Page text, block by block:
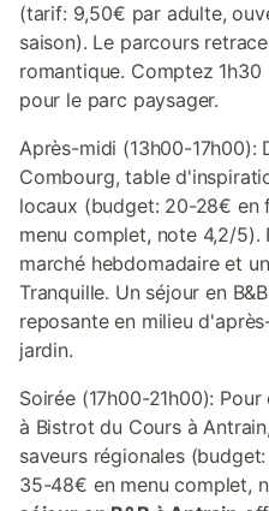
(tarif: 9,50€ par adulte,
saison). Le parcours
romantique. Comptez
pour le parc paysager.
Après-midi (13h00-17h00):
Combourg, table
locaux (budget: 20-28€ en
menu complet, note 4,2/5).
marché hebdomadaire et
Tranquille. Un séjour en
reposante en milieu
jardin.
Soirée (17h00-21h00):
à Bistrot du Cours à
saveurs régionales
35-48€ en menu complet,